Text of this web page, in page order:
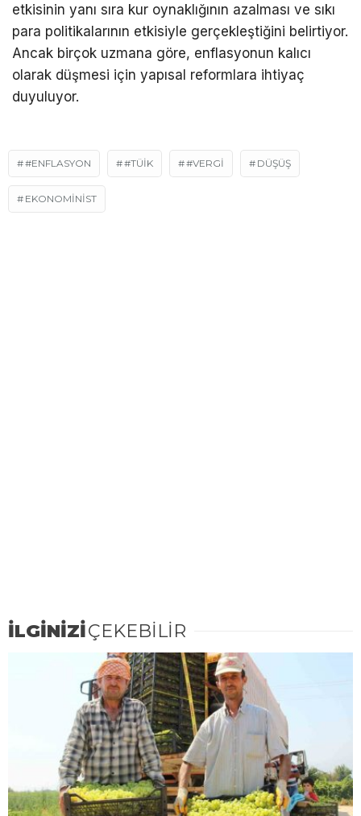
etkisinin yanı sıra kur oynaklığının azalması ve sıkı
para politikalarının etkisiyle gerçekleştiğini belirtiyor.
Ancak birçok uzmana göre, enflasyonun kalıcı
olarak düşmesi için yapısal reformlara ihtiyaç
duyuluyor.
#ENFLASYON #TÜIK #VERGI DÜŞÜŞ
EKONOMİNİST
İLGİNİZİÇEKEBİLİR